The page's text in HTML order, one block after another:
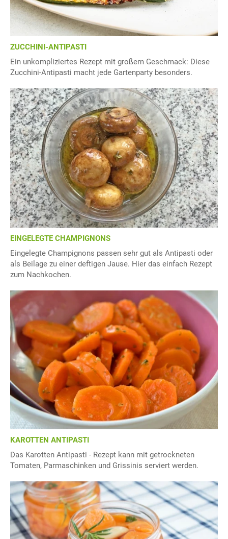
ZUCCHINI-ANTIPASTI
Ein unkompliziertes Rezept mit großem Geschmack: Diese
Zucchini-Antipasti macht jede Gartenparty besonders.
EINGELEGTE CHAMPIGNONS
Eingelegte Champignons passen sehr gut als Antipasti oder
als Beilage zu einer deftigen Jause. Hier das einfach Rezept
zum Nachkochen.
KAROTTEN ANTIPASTI
Das Karotten Antipasti - Rezept kann mit getrockneten
Tomaten, Parmaschinken und Grissinis serviert werden.